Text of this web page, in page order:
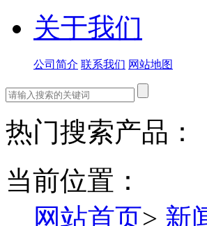
关于我们
公司简介 联系我们 网站地图
热门搜索产品：
当前位置：
网站首页> 新